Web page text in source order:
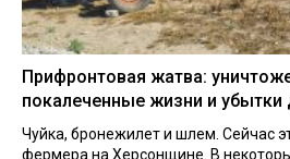
Прифронтовая жатва:
покалеченные жизни и убытки
Чуйка, бронежилет и шлем. Сейчас
фермера на Херсонщине. В